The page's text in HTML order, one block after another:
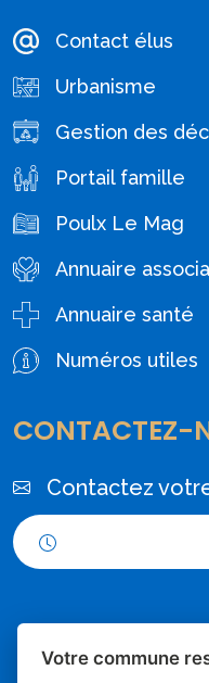
Contact élus
Urbanisme
Gestion des
Portail famille
Poulx Le Mag
Annuaire
Annuaire santé
Numéros utiles
CONTACTEZ-
Contactez
Votre commune